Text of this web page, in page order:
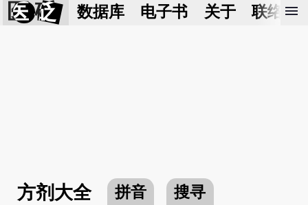
医 砭 数据库 电子书 关于 联络我
menu
方剂大全 拼音 搜寻